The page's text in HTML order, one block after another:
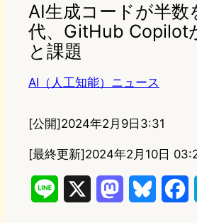
AI生成コードが半数
代、GitHub Copilot
と課題
AI（人工知能）ニュース
[公開]2024年2月9日3:31
[最終更新]2024年2月10日